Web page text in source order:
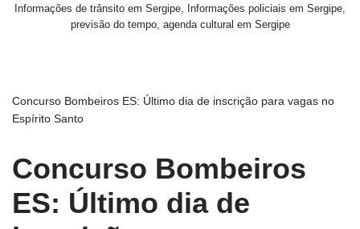
Informações de trânsito em Sergipe, Informações policiais em Sergipe,
previsão do tempo, agenda cultural em Sergipe
Concurso Bombeiros ES: Último dia de inscrição para vagas no
Espírito Santo
Concurso Bombeiros
ES: Último dia de